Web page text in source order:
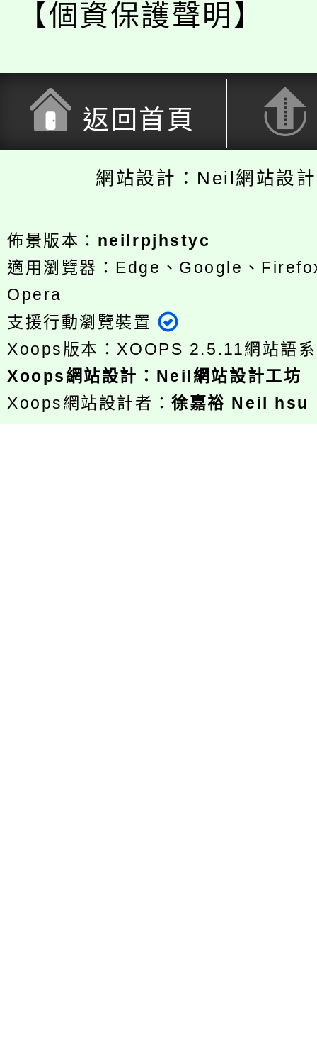
【個資保護聲明】
返回首頁
網站設計：Neil網站設
佈景版本： neilrpjhstyc
適用瀏覽器：Edge、Google、
Opera
支援行動瀏覽裝置
Xoops版本：XOOPS 2.5.11網站語
Xoops網站設計 ： Neil網站設計工坊
Xoops網站設計者：徐嘉裕 Neil hsu